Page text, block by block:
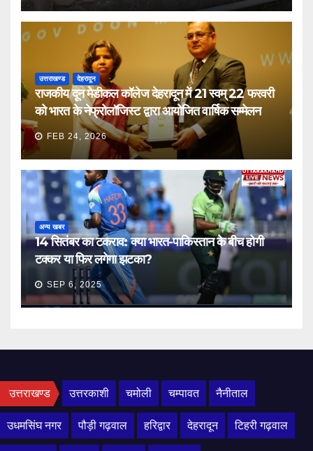
उत्तराखण्ड देहरादून
राजकीय दून मेडीकल कॉलेज देहरादून में 21 स्वम् 22 फरवरी
को भारत के नेफ्रोलॉजिस्ट द्वारा आयोजित वार्षिक सम्मेलन
FEB 24, 2026
अन्य खबर
14 सितंबर का टकराव: क्या भारत-पाकिस्तान के बीच होगी
टक्कर या फिर लगेगा झटका?
SEP 6, 2025
उत्तराखण्ड उत्तरकाशी चमोली चम्पावत नैनीताल
उधमसिंघ नगर पौड़ी गढ़वाल हरिद्वार देहरादून टिहरी गढ़वाल